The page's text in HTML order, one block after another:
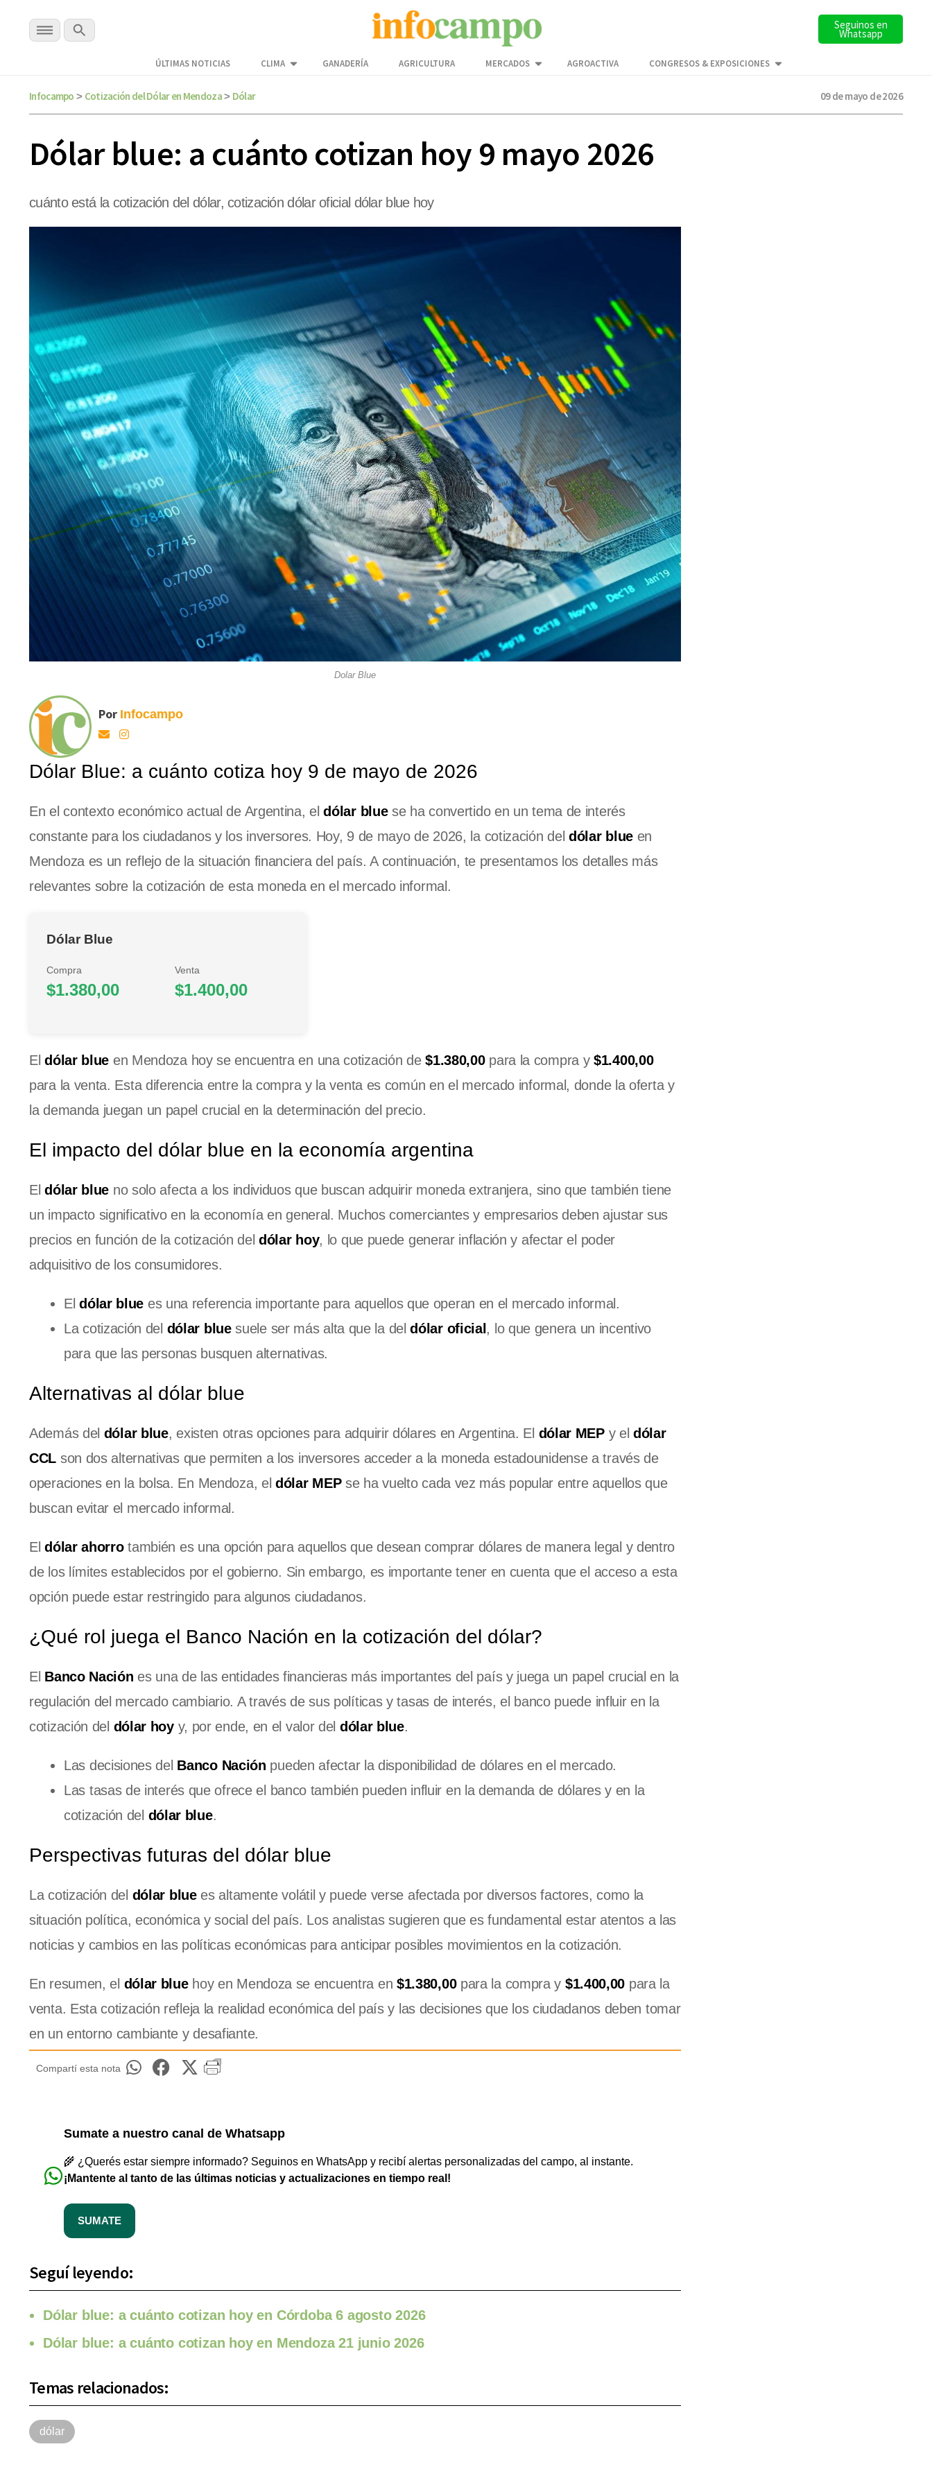
Seguinos en
Whatsapp
ÚLTIMAS NOTICIAS CLIMA GANADERÍA AGRICULTURA MERCADOS AGROACTIVA CONGRESOS & EXPOSICIONES
Infocampo > Cotización del Dólar en Mendoza> Dólar 09 de mayo de 2026
Dólar blue: a cuánto cotizan hoy 9 mayo 2026
cuánto está la cotización del dólar, cotización dólar oficial dólar blue hoy
Dolar Blue
Por Infocampo
Dólar Blue: a cuánto cotiza hoy 9 de mayo de 2026
En el contexto económico actual de Argentina, eldólar bluese ha convertido en un tema de interés
constante para los ciudadanos y los inversores. Hoy, 9 de mayo de 2026, la cotización deldólar blue en
Mendoza es un reflejo de la situación financiera del país. A continuación, te presentamos los detalles más
relevantes sobre la cotización de esta moneda en el mercado informal.
Dólar Blue
Compra
$1.380,00
Venta
$1.400,00
Eldólar blue en Mendoza hoy se encuentra en una cotización de$1.380,00para la compra y$1.400,00
para la venta. Esta diferencia entre la compra y la venta es común en el mercado informal, donde la oferta y
la demanda juegan un papel crucial en la determinación del precio.
El impacto del dólar blue en la economía argentina
Eldólar blue no solo afecta a los individuos que buscan adquirir moneda extranjera, sino que también tiene
un impacto significativo en la economía en general. Muchos comerciantes y empresarios deben ajustar sus
precios en función de la cotización deldólar hoy, lo que puede generar inflación y afectar el poder
adquisitivo de los consumidores.
Eldólar blue es una referencia importante para aquellos que operan en el mercado informal.
La cotización del dólar bluesuele ser más alta que la deldólar oficial , lo que genera un incentivo
para que las personas busquen alternativas.
Alternativas al dólar blue
Además del dólar blue, existen otras opciones para adquirir dólares en Argentina. El dólar MEPy eldólar
CCL son dos alternativas que permiten a los inversores acceder a la moneda estadounidense a través de
operaciones en la bolsa. En Mendoza, eldólar MEPse ha vuelto cada vez más popular entre aquellos que
buscan evitar el mercado informal.
Eldólar ahorrotambién es una opción para aquellos que desean comprar dólares de manera legal y dentro
de los límites establecidos por el gobierno. Sin embargo, es importante tener en cuenta que el acceso a esta
opción puede estar restringido para algunos ciudadanos.
¿Qué rol juega el Banco Nación en la cotización del dólar?
El Banco Nación es una de las entidades financieras más importantes del país y juega un papel crucial en la
regulación del mercado cambiario. A través de sus políticas y tasas de interés, el banco puede influir en la
cotización del dólar hoyy, por ende, en el valor del dólar blue.
Las decisiones del Banco Nación pueden afectar la disponibilidad de dólares en el mercado.
Las tasas de interés que ofrece el banco también pueden influir en la demanda de dólares y en la
cotización del dólar blue.
Perspectivas futuras del dólar blue
La cotización del dólar bluees altamente volátil y puede verse afectada por diversos factores, como la
situación política, económica y social del país. Los analistas sugieren que es fundamental estar atentos a las
noticias y cambios en las políticas económicas para anticipar posibles movimientos en la cotización.
En resumen, el dólar bluehoy en Mendoza se encuentra en $1.380,00para la compra y $1.400,00 para la
venta. Esta cotización refleja la realidad económica del país y las decisiones que los ciudadanos deben tomar
en un entorno cambiante y desafiante.
Compartí esta nota
Sumate a nuestro canal de Whatsapp
🌾 ¿Querés estar siempre informado? Seguinos en WhatsApp y recibí alertas personalizadas del campo, al instante.
¡Mantente al tanto de las últimas noticias y actualizaciones en tiempo real!
SUMATE
Seguí leyendo:
Dólar blue: a cuánto cotizan hoy en Córdoba 6 agosto 2026
Dólar blue: a cuánto cotizan hoy en Mendoza 21 junio 2026
Temas relacionados:
dólar